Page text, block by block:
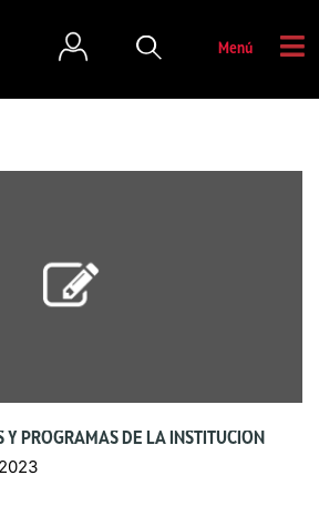
Menú
Y PROGRAMAS DE LA INSTITUCIÓN